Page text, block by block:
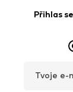
Přihlas
Tvoje e-